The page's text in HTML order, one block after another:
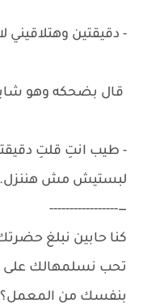
- دقيقتين وهتلاقيني
قال بضحكه وهو
- طيب انتِ قلتِ
لبستيش مش هننزل.
—-----------------
كنا حابين نبلغ
تحب نسلمهالك على
بنفسك من المعمل؟